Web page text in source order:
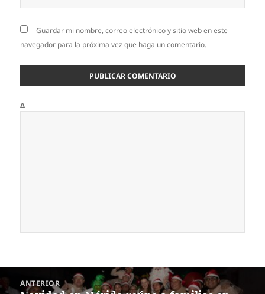
Guardar mi nombre, correo electrónico y sitio web en este
navegador para la próxima vez que haga un comentario.
Δ
de
ANTERIOR